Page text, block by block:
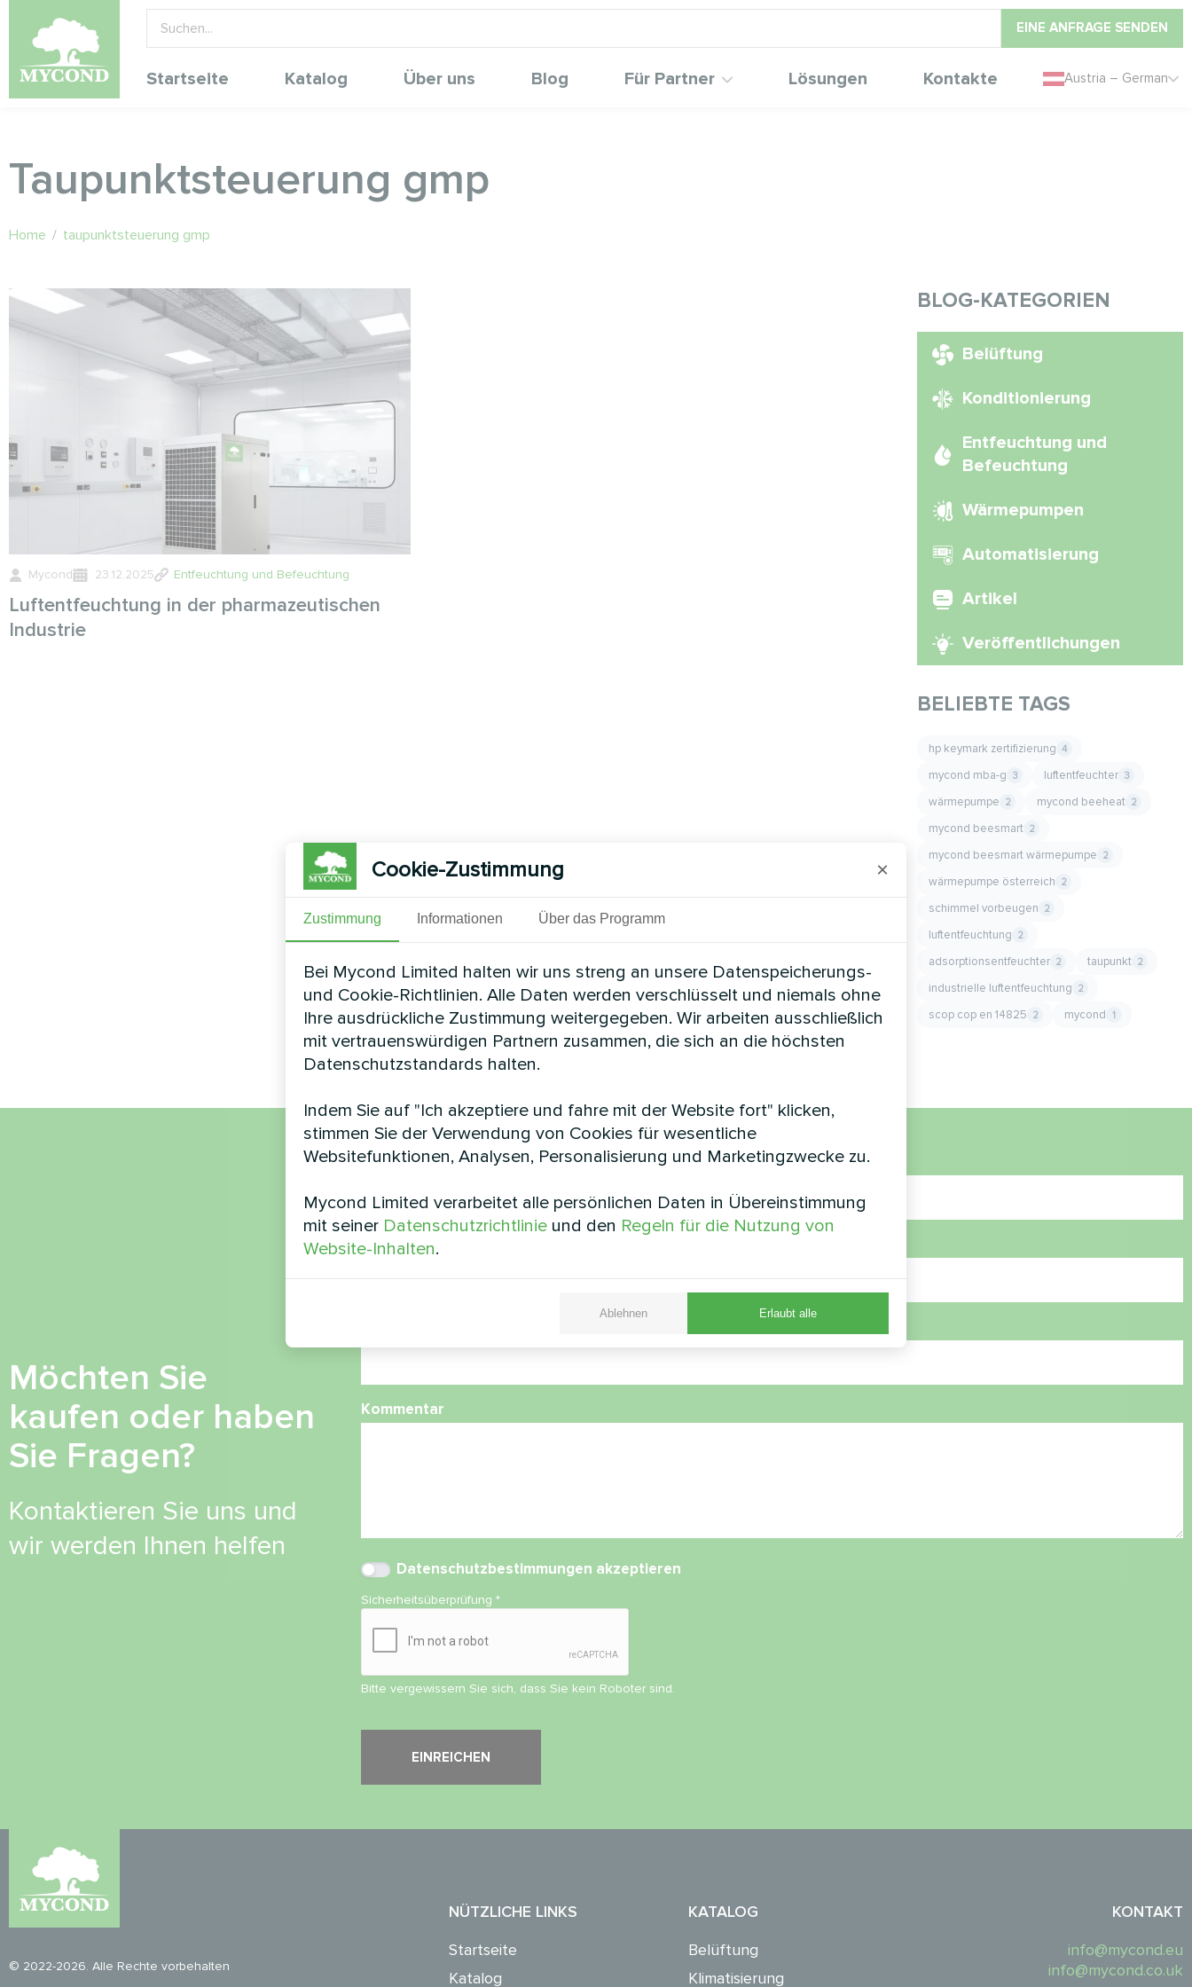
EINE ANFRAGE SENDEN
Startseite Katalog Über uns Blog Für Partner Lösungen Kontakte Austria – German
Taupunktsteuerung gmp
Home / taupunktsteuerung gmp
Mycond 23.12.2025 Entfeuchtung und Befeuchtung
Luftentfeuchtung in der pharmazeutischen
Industrie
BLOG-KATEGORIEN
Belüftung
Konditionierung
Entfeuchtung und
Befeuchtung
Wärmepumpen
Automatisierung
Artikel
Veröffentlichungen
BELIEBTE TAGS
hp keymark zertifizierung 4
mycond mba-g 3 luftentfeuchter 3
wärmepumpe 2 mycond beeheat 2
mycond beesmart 2
mycond beesmart wärmepumpe 2
wärmepumpe österreich 2
schimmel vorbeugen 2
luftentfeuchtung 2
adsorptionsentfeuchter 2 taupunkt 2
industrielle luftentfeuchtung 2
scop cop en 14825 2 mycond 1
Möchten Sie
kaufen oder haben
Sie Fragen?
Kontaktieren Sie uns und
wir werden Ihnen helfen
Name
Rufnummer
Kommentar
Datenschutzbestimmungen akzeptieren
Sicherheitsüberprüfung*
Bitte vergewissern Sie sich, dass Sie kein Roboter sind.
© 2022-2026. Alle Rechte vorbehalten
NÜTZLICHE LINKS
Startseite
Katalog
KATALOG
Belüftung
Klimatisierung
KONTAKT
info@mycond.eu
info@mycond.co.uk
Cookie-Zustimmung ×
Zustimmung Informationen Über das Programm
Bei Mycond Limited halten wir uns streng an unsere Datenspeicherungs-
und Cookie-Richtlinien. Alle Daten werden verschlüsselt und niemals ohne
Ihre ausdrückliche Zustimmung weitergegeben. Wir arbeiten ausschließlich
mit vertrauenswürdigen Partnern zusammen, die sich an die höchsten
Datenschutzstandards halten.
Indem Sie auf "Ich akzeptiere und fahre mit der Website fort" klicken,
stimmen Sie der Verwendung von Cookies für wesentliche
Websitefunktionen, Analysen, Personalisierung und Marketingzwecke zu.
Mycond Limited verarbeitet alle persönlichen Daten in Übereinstimmung
mit seiner Datenschutzrichtlinie und den Regeln für die Nutzung von
Website-Inhalten.
Ablehnen Erlaubt alle